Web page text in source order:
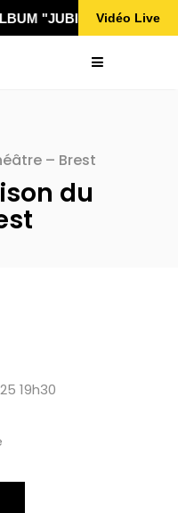
"JUBILÄ 432"Vidéo Live
– Brest
du
19h30